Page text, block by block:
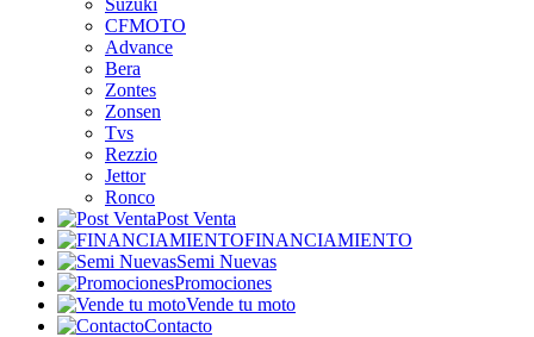
Suzuki
CFMOTO
Advance
Bera
Zontes
Zonsen
Tvs
Rezzio
Jettor
Ronco
Post Venta
FINANCIAMIENTO
Semi Nuevas
Promociones
Vende tu moto
Contacto